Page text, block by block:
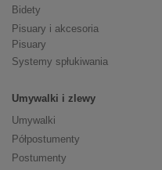
Bidety
Pisuary i akcesoria
Pisuary
Systemy spłukiwania
Umywalki i zlewy
Umywalki
Półpostumenty
Postumenty